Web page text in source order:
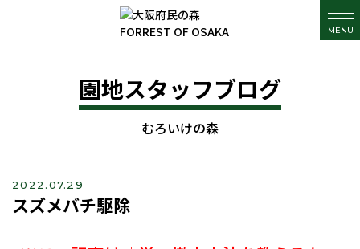
MENU
園地スタッフブログ
むろいけの森
2022.07.29
スズメバチ駆除